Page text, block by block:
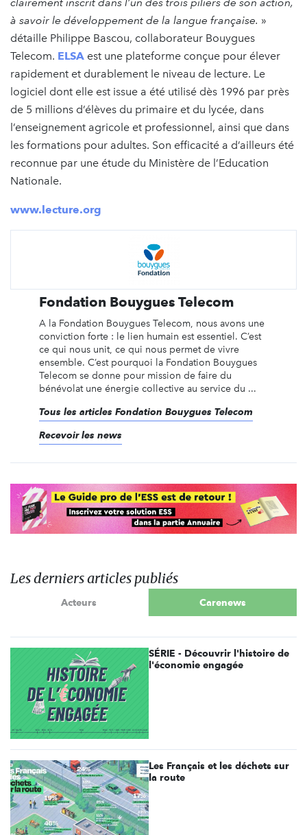
à savoir le développement de la langue française. »
détaille Philippe Bascou, collaborateur Bouygues
Telecom. ELSA est une plateforme conçue pour élever
rapidement et durablement le niveau de lecture. Le
logiciel dont elle est issue a été utilisé dès 1996 par près
de 5 millions d’élèves du primaire et du lycée, dans
l’enseignement agricole et professionnel, ainsi que dans
les formations pour adultes. Son efficacité a d’ailleurs été
reconnue par une étude du Ministère de l’Education
Nationale.
www.lecture.org
Fondation Bouygues Telecom
A la Fondation Bouygues Telecom, nous avons une
conviction forte : le lien humain est essentiel. C’est
ce qui nous unit, ce qui nous permet de vivre
ensemble. C’est pourquoi la Fondation Bouygues
Telecom se donne pour mission de faire du
bénévolat une énergie collective au service du ...
Tous les articles Fondation Bouygues Telecom
Recevoir les news
Les derniers articles publiés
Acteurs Carenews
SÉRIE - Découvrir l'histoire de
l'économie engagée
Les Français et les déchets sur
la route